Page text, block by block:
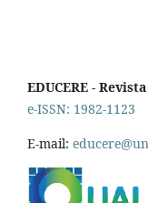
EDUCERE -
e-ISSN: 1982-1123
E-mail: